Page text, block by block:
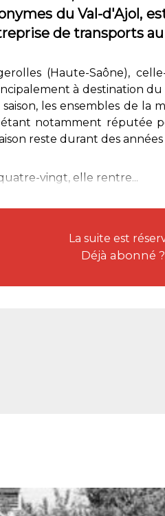
du Val-d'Ajol,
de transports
(Haute-Saône),
à destination
les ensembles de la
notamment réputée
reste durant des
vingt, elle rentre...
La suite est
Déjà abonné ?